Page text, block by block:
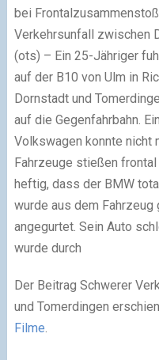
bei
Verkehrsunfall zwischen
(ots) – Ein 25-Jähriger
auf der B10 von Ulm in
Dornstadt und
auf die Gegenfahrbahn.
Volkswagen konnte nicht
Fahrzeuge stießen
heftig, dass der BMW
wurde aus dem Fahrzeug
angegurtet. Sein Auto
wurde durch
Der Beitrag Schwerer
und Tomerdingen
Filme.